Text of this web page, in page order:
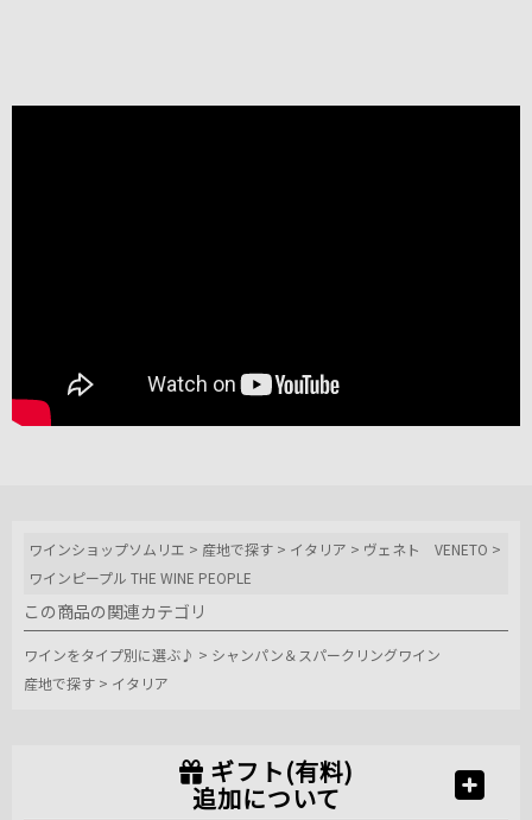
ワインショップソムリエ > 産地で探す > イタリア > ヴェネト VENETO >
ワインピープル THE WINE PEOPLE
この商品の関連カテゴリ
ワインをタイプ別に選ぶ♪ > シャンパン＆スパークリングワイン
産地で探す > イタリア
ギフト(有料)
追加について